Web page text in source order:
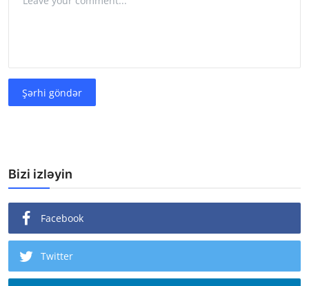
Şərhi göndər
Bizi izləyin
Facebook
Twitter